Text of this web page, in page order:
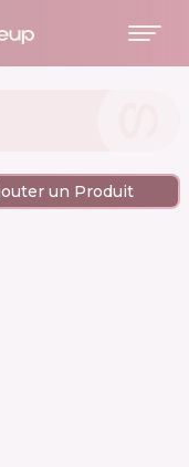
un Produit